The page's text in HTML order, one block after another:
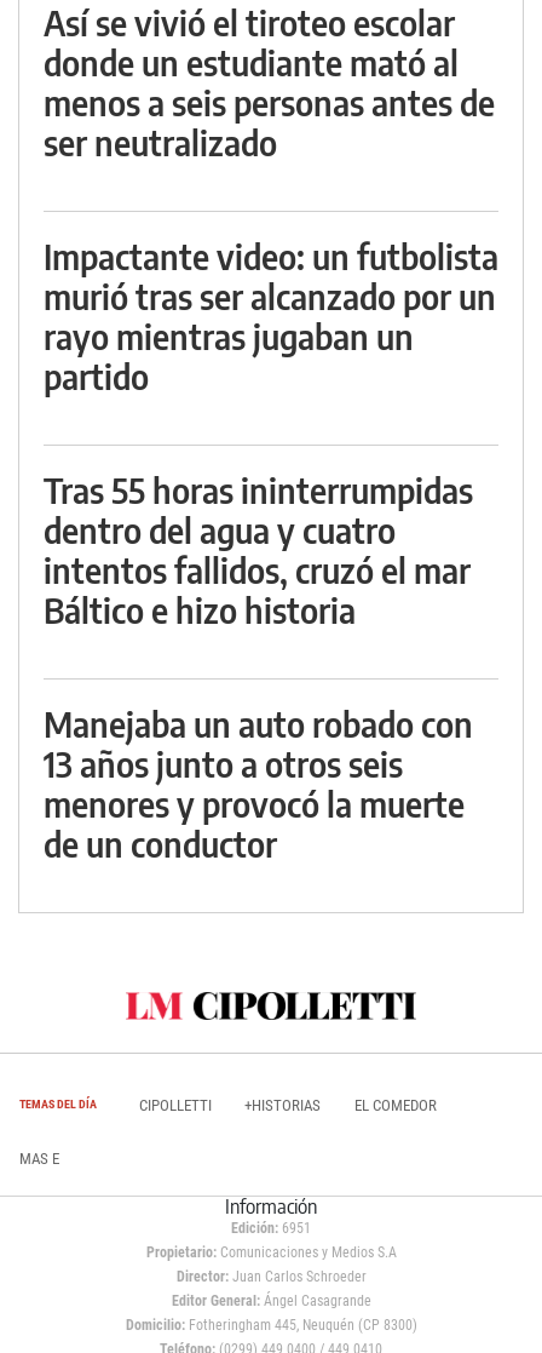
Así se vivió el tiroteo escolar
donde un estudiante mató al
menos a seis personas antes de
ser neutralizado
Impactante video: un futbolista
murió tras ser alcanzado por un
rayo mientras jugaban un
partido
Tras 55 horas ininterrumpidas
dentro del agua y cuatro
intentos fallidos, cruzó el mar
Báltico e hizo historia
Manejaba un auto robado con
13 años junto a otros seis
menores y provocó la muerte
de un conductor
TEMAS DEL DÍA CIPOLLETTI +HISTORIAS EL COMEDOR
MAS E
Información
Edición: 6951
Propietario:Comunicaciones y Medios S.A
Director: Juan Carlos Schroeder
Editor General:Ángel Casagrande
Domicilio:Fotheringham 445, Neuquén (CP 8300)
Teléfono: (0299) 449 0400 / 449 0410